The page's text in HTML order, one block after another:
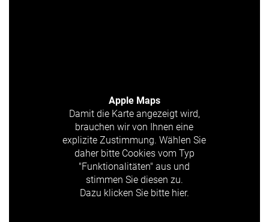
Apple Maps
Damit die Karte angezeigt wird,
brauchen wir von Ihnen eine
explizite Zustimmung. Wählen Sie
daher bitte Cookies vom Typ
"Funktionalitäten" aus und
stimmen Sie diesen zu.
Dazu klicken Sie bitte hier.